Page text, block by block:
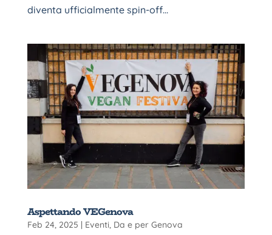
diventa ufficialmente spin-off...
Aspettando VEGenova
Feb 24, 2025 | Eventi, Da e per Genova